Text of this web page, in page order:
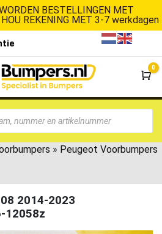
BESTELLINGEN MET
HOU REKENING MET 3-7 werkdagen
De
0
» Peugeot Voorbumpers
2014-2023
12058z